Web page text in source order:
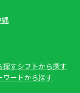
探すシフトから探す
ワードから探す